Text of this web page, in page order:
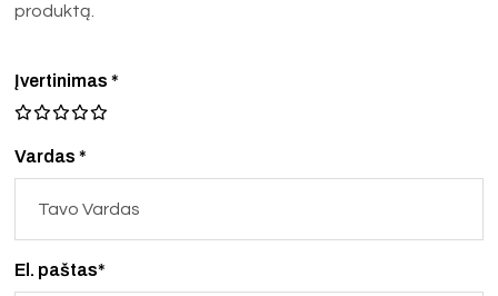
produktą.
Vardas *
El. paštas*
Įvertinimas*